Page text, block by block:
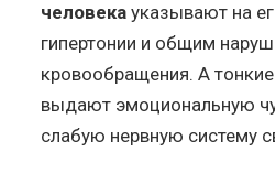
человека указывают на
гипертонии и общим
кровообращения. А
выдают эмоциональную
слабую нервную систему